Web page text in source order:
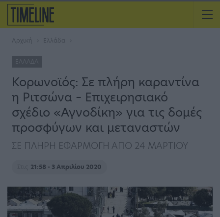
Αρχική Ελλάδα
ΕΛΛΆΔΑ
Κορωνοϊός: Σε πλήρη καραντίνα
η Ριτσώνα – Επιχειρησιακό
σχέδιο «Αγνοδίκη» για τις δομές
προσφύγων και μεταναστών
ΣΕ ΠΛΗΡΗ ΕΦΑΡΜΟΓΗ ΑΠΟ 24 ΜΑΡΤΙΟΥ
Στις 21:58 - 3 Απριλίου 2020